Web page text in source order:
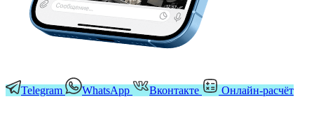
Telegram WhatsApp Вконтакте Онлайн-расчёт